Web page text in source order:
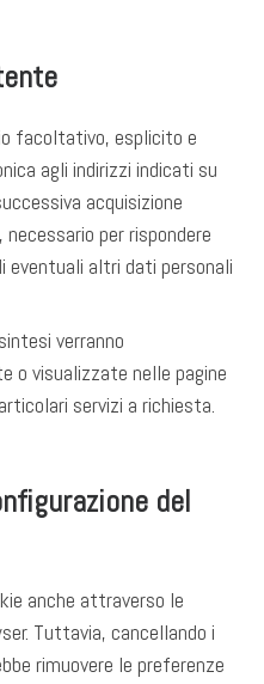
facoltativo, esplicito e
agli indirizzi indicati su
acquisizione
per rispondere
eventuali altri dati personali
verranno
o visualizzate nelle pagine
servizi a richiesta.
del
anche attraverso le
Tuttavia, cancellando i
rimuovere le preferenze